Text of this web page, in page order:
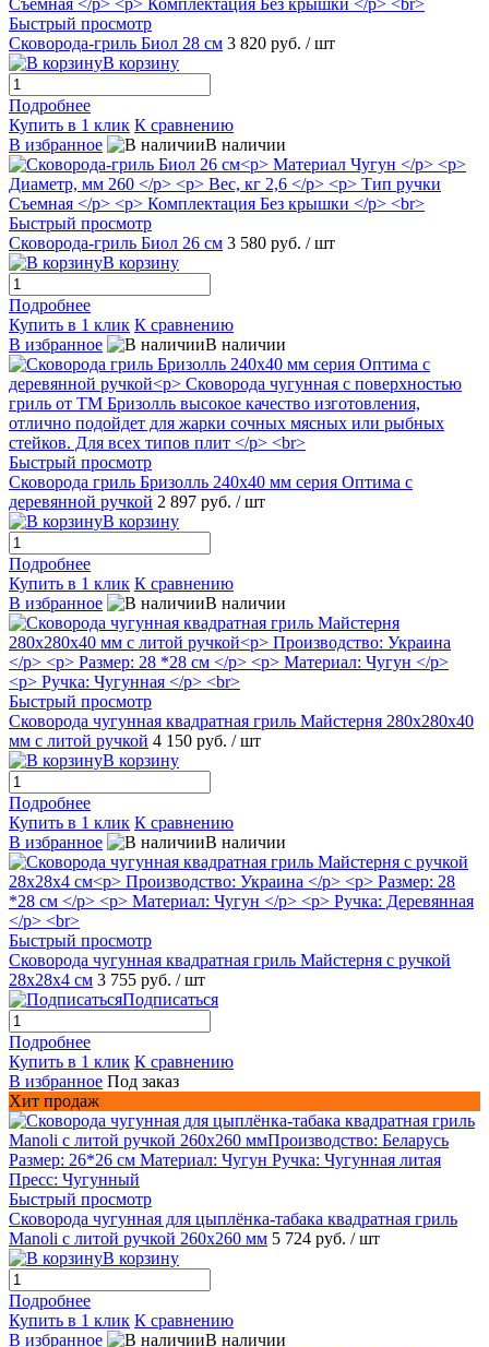
Быстрый просмотр
Сковорода-гриль Биол 28 см 3 820 руб. / шт
В корзину
Подробнее
Купить в 1 клик К сравнению
В избранное
В наличии
Быстрый просмотр
Сковорода-гриль Биол 26 см 3 580 руб. / шт
В корзину
Подробнее
Купить в 1 клик К сравнению
В избранное
В наличии
Быстрый просмотр
Сковорода гриль Бризолль 240x40 мм серия Оптима c
деревянной ручкой 2 897 руб. / шт
В корзину
Подробнее
Купить в 1 клик К сравнению
В избранное
В наличии
Быстрый просмотр
Сковорода чугунная квадратная гриль Майстерня 280х280х40
мм с литой ручкой 4 150 руб. / шт
В корзину
Подробнее
Купить в 1 клик К сравнению
В избранное
В наличии
Быстрый просмотр
Сковорода чугунная квадратная гриль Майстерня с ручкой
28х28х4 см 3 755 руб. / шт
Подписаться
Подробнее
Купить в 1 клик К сравнению
В избранное Под заказ
Хит продаж
Быстрый просмотр
Сковорода чугунная для цыплёнка-табака квадратная гриль
Manoli с литой ручкой 260х260 мм 5 724 руб. / шт
В корзину
Подробнее
Купить в 1 клик К сравнению
В избранное
В наличии